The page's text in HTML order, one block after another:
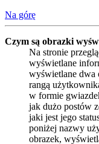
Na górę
Czym są obrazki
Na stronie
wyświetlane
wyświetlane dwa
rangą
w formie
jak dużo postów
jaki jest jego
poniżej nazwy
obrazek,